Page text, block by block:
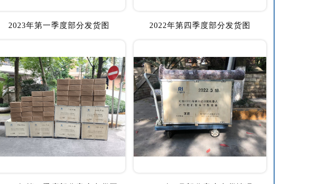
2023年第一季度部分发货图 2022年第四季度部分发货图